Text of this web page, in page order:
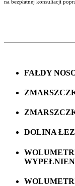
na bezpłatnej konsultacji
FAŁDY
DOLINA